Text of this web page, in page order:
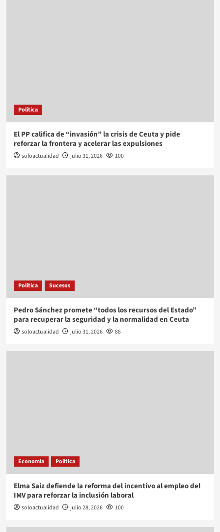
Política
El PP califica de “invasión” la crisis de Ceuta y pide
reforzar la frontera y acelerar las expulsiones
soloactualidad julio 31, 2026 100
Política Sucesos
Pedro Sánchez promete “todos los recursos del Estado”
para recuperar la seguridad y la normalidad en Ceuta
soloactualidad julio 31, 2026 88
Economía Política
Elma Saiz defiende la reforma del incentivo al empleo del
IMV para reforzar la inclusión laboral
soloactualidad julio 28, 2026 100